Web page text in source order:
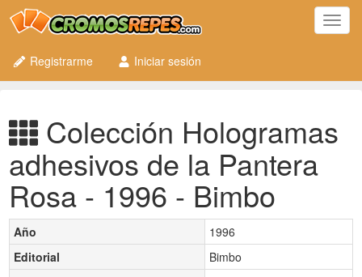
Registrarme
Iniciar sesión
Colección Hologramas
adhesivos de la Pantera
Rosa - 1996 - Bimbo
Año
1996
Editorial
Bimbo